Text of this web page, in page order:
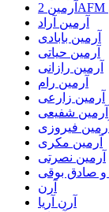
آرمین آراد
آرمین بابادی
آرمین حیاتی
آرمین رازانی
آرمین رام
آرمین زارعی
آرمین شفیعی
آرمین فیروزی
آرمین مکری
آرمین نصرتی
و صادق بوقی
آرن
آرن آریا